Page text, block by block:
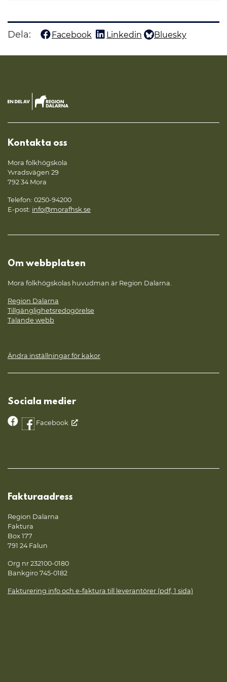
Dela: Dela denna sida på
Facebook
Dela denna sida på
Linkedin
Dela denna sida på
Bluesky
Kontakta oss
Mora folkhögskola
Yvradsvägen 29
792 34 Mora
Telefon: 0250-94200
E-post: info@morafhsk.se
Om webbplatsen
Mora folkhögskolas huvudman är Region Dalarna.
Region Dalarna
Tillgänglighetsredogörelse
Talande webb
Ändra inställningar för kakor
Sociala medier
Facebook
Fakturaadress
Region Dalarna
Faktura
Box 177
791 24 Falun
Org nr 232100-0180
Bankgiro 745-0182
Fakturering info och e-faktura till leverantörer (pdf, 1 sida)